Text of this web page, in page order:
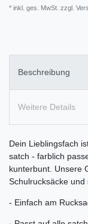
* inkl. ges. MwSt. zzgl.
Beschreibung
Weitere Details
Dein Lieblingsfach
satch - farblich
kunterbunt. Unsere
Schulrucksäcke und
- Einfach am